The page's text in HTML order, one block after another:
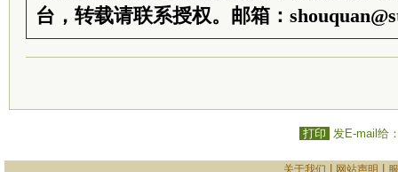
台，转载请联系授权。邮箱：
打印 发E-mail给
关于我们 网站声明